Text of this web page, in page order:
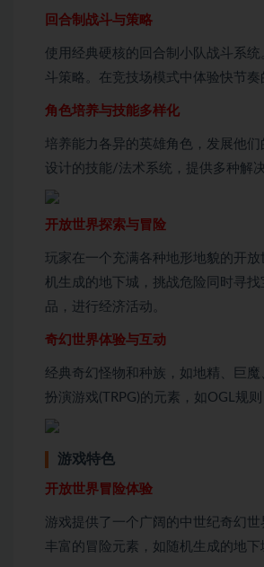
回合制战斗与策略
使用经典硬核的回合制小队战斗系
斗策略。在竞技场模式中体验快节奏
角色培养与技能多样化
培养能力各异的英雄角色，发展他
设计的技能/法术系统，提供多种解
开放世界探索与冒险
玩家在一个充满各种地形地貌的开
机生成的地下城，挑战危险同时寻
品，进行经济活动。
奇幻世界体验与互动
经典奇幻怪物和种族，如地精、巨
扮演游戏(TRPG)的元素，如OGL规
游戏特色
开放世界冒险体验
游戏提供了一个广阔的中世纪奇幻
丰富的冒险元素，如随机生成的地